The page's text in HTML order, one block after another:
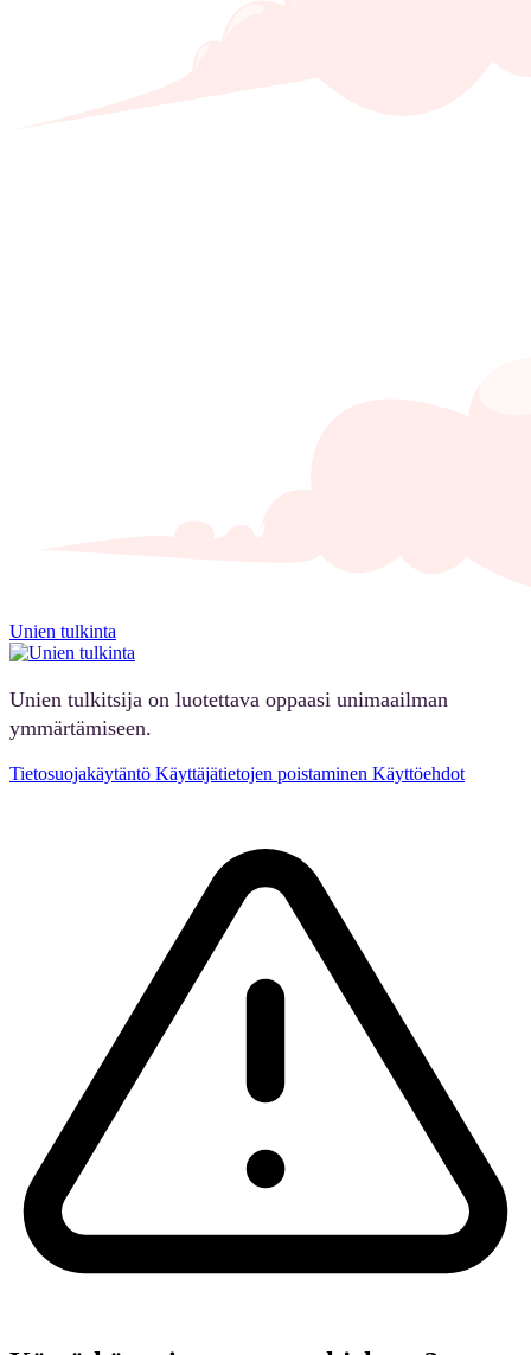
Unien tulkinta
Unien tulkitsija on luotettava oppaasi unimaailman
ymmärtämiseen.
Tietosuojakäytäntö Käyttäjätietojen poistaminen Käyttöehdot